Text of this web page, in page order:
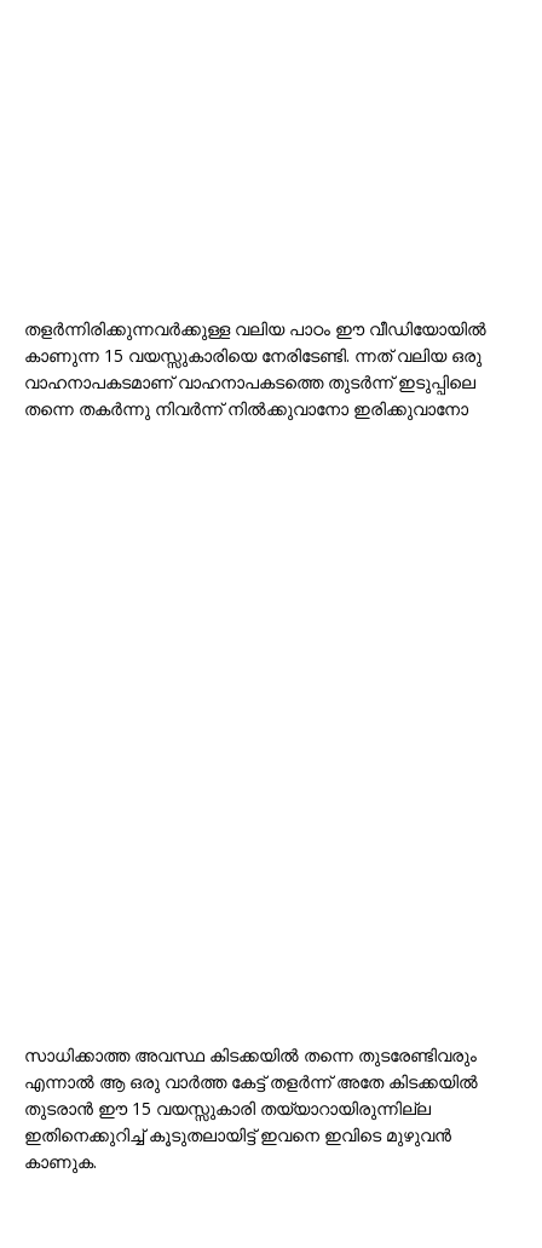
തളർന്നിരിക്കുന്നവർക്കുള്ള വലിയ പാഠം ഈ വീഡിയോയിൽ
കാണുന്ന 15 വയസ്സുകാരിയെ നേരിടേണ്ടി. ന്നത് വലിയ ഒരു
വാഹനാപകടമാണ് വാഹനാപകടത്തെ തുടർന്ന് ഇടുപ്പിലെ
തന്നെ തകർന്നു നിവർന്ന് നിൽക്കുവാനോ ഇരിക്കുവാനോ
സാധിക്കാത്ത അവസ്ഥ കിടക്കയിൽ തന്നെ തുടരേണ്ടിവരും
എന്നാൽ ആ ഒരു വാർത്ത കേട്ട് തളർന്ന് അതേ കിടക്കയിൽ
തുടരാൻ ഈ 15 വയസ്സുകാരി തയ്യാറായിരുന്നില്ല
ഇതിനെക്കുറിച്ച് കൂടുതലായിട്ട് ഇവനെ ഇവിടെ മുഴുവൻ
കാണുക.